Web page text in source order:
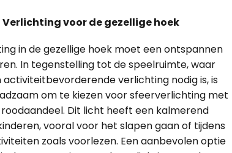
Verlichting voor de gezellige hoek
in de gezellige hoek moet een ontspannen
In tegenstelling tot de speelruimte, waar
activiteitbevorderende verlichting nodig is, is
om te kiezen voor sfeerverlichting met
Dit licht heeft een kalmerend
vooral voor het slapen gaan of tijdens
zoals voorlezen. Een aanbevolen optie